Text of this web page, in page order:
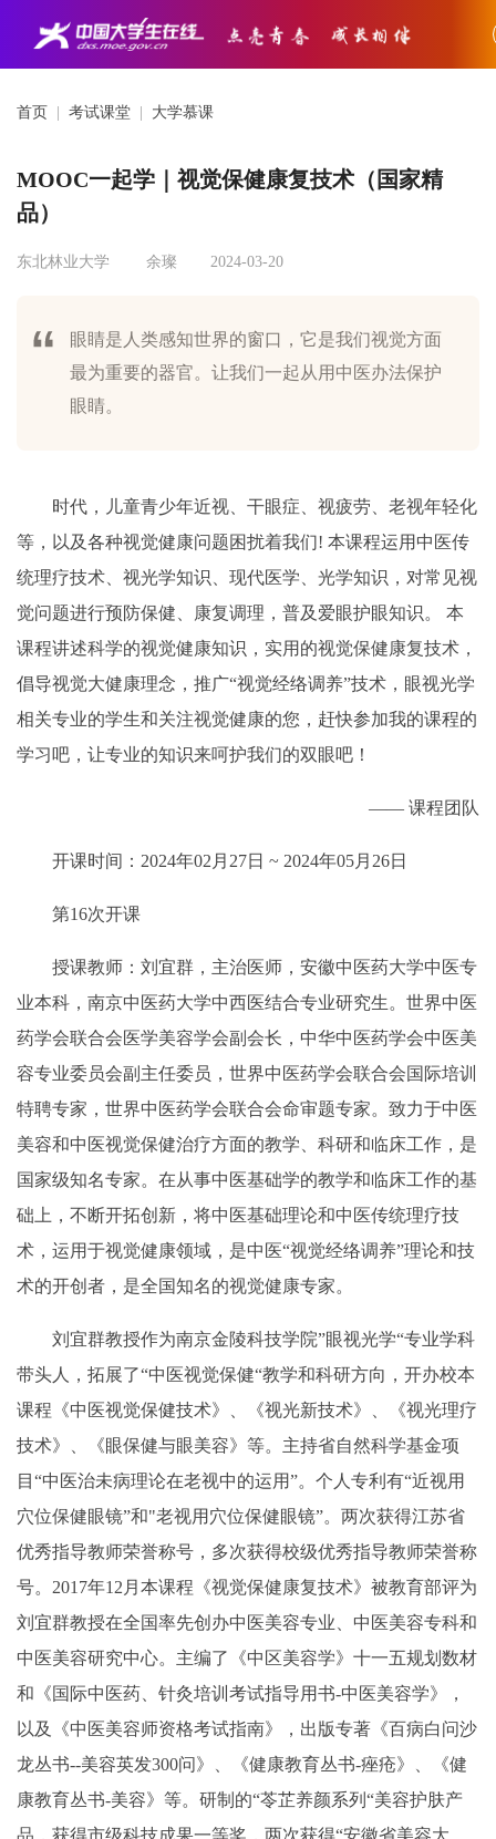
首页 考试课堂 大学慕课
MOOC一起学｜视觉保健康复技术（国家精
品）
东北林业大学 余璨 2024-03-20
眼睛是人类感知世界的窗口，它是我们视觉方面
最为重要的器官。让我们一起从用中医办法保护
眼睛。
时代，儿童青少年近视、干眼症、视疲劳、老视年轻化
等，以及各种视觉健康问题困扰着我们! 本课程运用中医传
统理疗技术、视光学知识、现代医学、光学知识，对常见视
觉问题进行预防保健、康复调理，普及爱眼护眼知识。 本
课程讲述科学的视觉健康知识，实用的视觉保健康复技术，
倡导视觉大健康理念，推广“视觉经络调养”技术，眼视光学
相关专业的学生和关注视觉健康的您，赶快参加我的课程的
学习吧，让专业的知识来呵护我们的双眼吧！
—— 课程团队
开课时间：2024年02月27日 ~ 2024年05月26日
第16次开课
授课教师：刘宜群，主治医师，安徽中医药大学中医专
业本科，南京中医药大学中西医结合专业研究生。世界中医
药学会联合会医学美容学会副会长，中华中医药学会中医美
容专业委员会副主任委员，世界中医药学会联合会国际培训
特聘专家，世界中医药学会联合会命审题专家。致力于中医
美容和中医视觉保健治疗方面的教学、科研和临床工作，是
国家级知名专家。在从事中医基础学的教学和临床工作的基
础上，不断开拓创新，将中医基础理论和中医传统理疗技
术，运用于视觉健康领域，是中医“视觉经络调养”理论和技
术的开创者，是全国知名的视觉健康专家。
刘宜群教授作为南京金陵科技学院”眼视光学“专业学科
带头人，拓展了“中医视觉保健“教学和科研方向，开办校本
课程《中医视觉保健技术》、《视光新技术》、《视光理疗
技术》、《眼保健与眼美容》等。主持省自然科学基金项
目“中医治未病理论在老视中的运用”。个人专利有“近视用
穴位保健眼镜”和"老视用穴位保健眼镜”。两次获得江苏省
优秀指导教师荣誉称号，多次获得校级优秀指导教师荣誉称
号。2017年12月本课程《视觉保健康复技术》被教育部评为
刘宜群教授在全国率先创办中医美容专业、中医美容专科和
中医美容研究中心。主编了《中区美容学》十一五规划数材
和《国际中医药、针灸培训考试指导用书-中医美容学》，
以及《中医美容师资格考试指南》，出版专著《百病白问沙
龙丛书--美容英发300问》、《健康教育丛书-痤疮》、《健
康教育丛书-美容》等。研制的“苓芷养颜系列“美容护肤产
品，获得市级科技成果一等奖，两次获得“安徽省美容大